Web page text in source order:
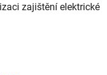
zajištění elektrické